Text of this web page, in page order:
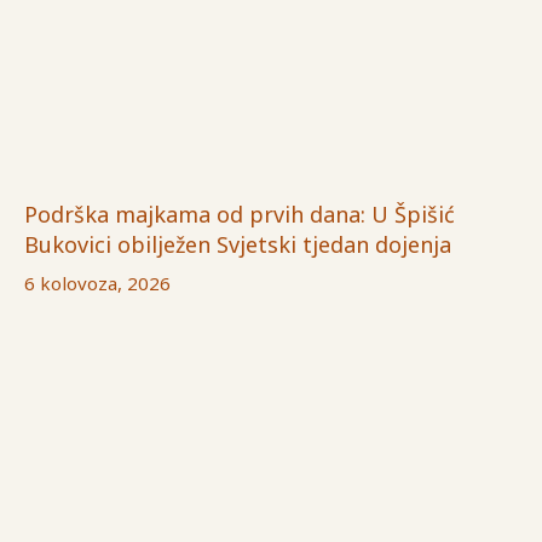
Podrška majkama od prvih dana: U Špišić
Bukovici obilježen Svjetski tjedan dojenja
6 kolovoza, 2026